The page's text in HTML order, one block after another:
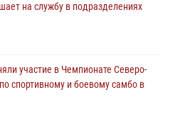
на службу в подразделениях
участие в Чемпионате Северо-
спортивному и боевому самбо в